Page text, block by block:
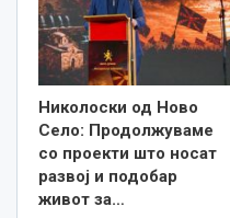
Николоски од Ново
Село: Продолжуваме
со проекти што носат
развој и подобар
живот за…